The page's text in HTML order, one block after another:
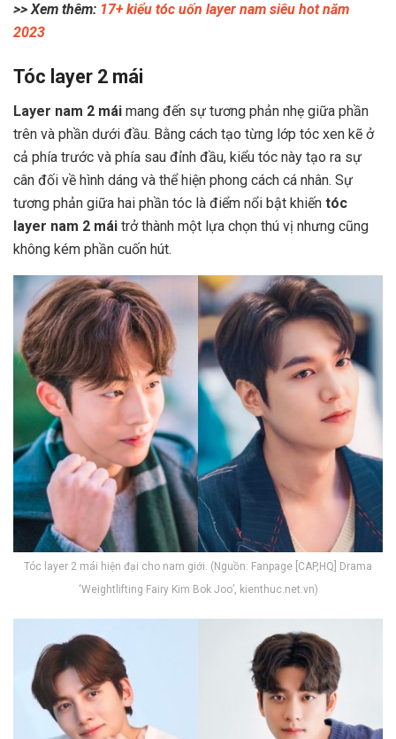
>> Xem thêm: 17+ kiểu tóc uốn layer nam siêu hot năm
2023
Tóc layer 2 mái
Layer nam 2 mái mang đến sự tương phản nhẹ giữa phần
trên và phần dưới đầu. Bằng cách tạo từng lớp tóc xen kẽ ở
cả phía trước và phía sau đỉnh đầu, kiểu tóc này tạo ra sự
cân đối về hình dáng và thể hiện phong cách cá nhân. Sự
tương phản giữa hai phần tóc là điểm nổi bật khiến tóc
layer nam 2 mái trở thành một lựa chọn thú vị nhưng cũng
không kém phần cuốn hút.
Tóc layer 2 mái hiện đại cho nam giới. (Nguồn: Fanpage [CAP,HQ] Drama
‘Weightlifting Fairy Kim Bok Joo’, kienthuc.net.vn)